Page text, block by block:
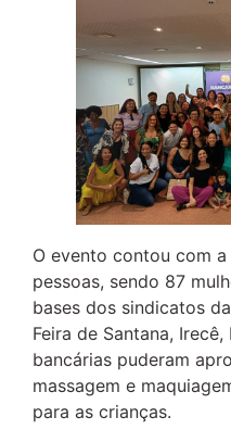
O evento contou com
pessoas, sendo 87
bases dos sindicatos
Feira de Santana,
bancárias puderam
massagem e
para as crianças.